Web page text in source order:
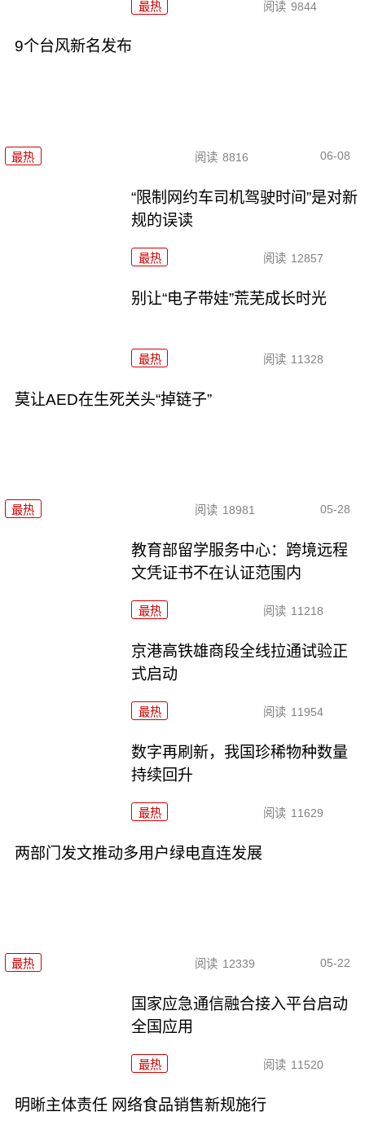
最热 阅读 9844
9个台风新名发布
最热 阅读 8816 06-08
“限制网约车司机驾驶时间”是对新
规的误读
最热 阅读 12857
别让“电子带娃”荒芜成长时光
最热 阅读 11328
莫让AED在生死关头“掉链子”
最热 阅读 18981 05-28
教育部留学服务中心：跨境远程
文凭证书不在认证范围内
最热 阅读 11218
京港高铁雄商段全线拉通试验正
式启动
最热 阅读 11954
数字再刷新，我国珍稀物种数量
持续回升
最热 阅读 11629
两部门发文推动多用户绿电直连发展
最热 阅读 12339 05-22
国家应急通信融合接入平台启动
全国应用
最热 阅读 11520
明晰主体责任 网络食品销售新规施行